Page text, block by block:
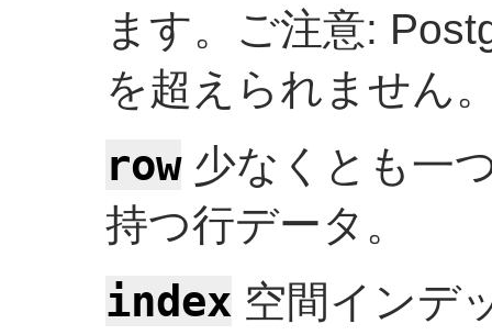
ます。ご注意:
を超えられません
row少なくとも一
持つ行データ。
index 空間インデ